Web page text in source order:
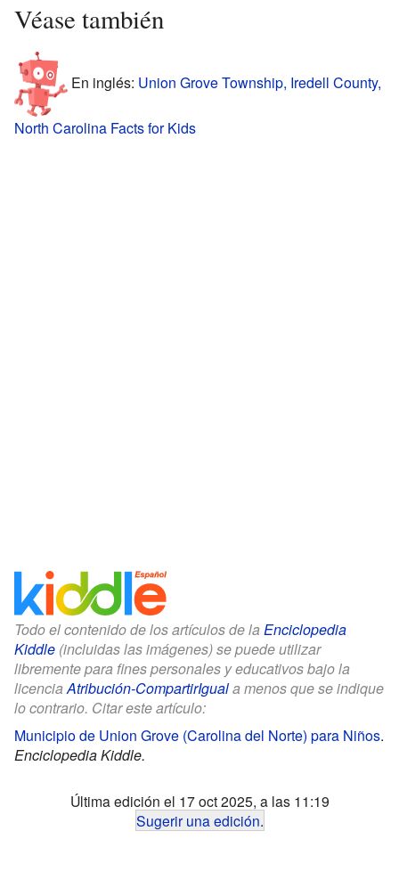
Véase también
En inglés: Union Grove Township, Iredell County,
North Carolina Facts for Kids
Todo el contenido de los artículos de la Enciclopedia
Kiddle (incluidas las imágenes) se puede utilizar
libremente para fines personales y educativos bajo la
licenciaAtribución-CompartirIguala menos que se indique
lo contrario. Citar este artículo:
Municipio de Union Grove (Carolina del Norte) para Niños.
Enciclopedia Kiddle.
Última edición el 17 oct 2025, a las 11:19
Sugerir una edición.